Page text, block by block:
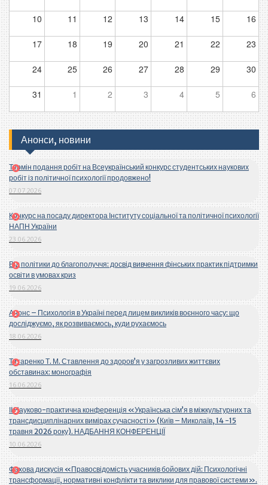
10 11 12 13 14 15 16
17 18 19 20 21 22 23
24 25 26 27 28 29 30
31 1 2 3 4 5 6
Анонси, новини
Термін подання робіт на Всеукраїнський конкурс студентських наукових
робіт із політичної психології продовжено!
07.07.2026
Конкурс на посаду директора Інституту соціальної та політичної психології
НАПН України
23.06.2026
Від політики до благополуччя: досвід вивчення фінських практик підтримки
освіти в умовах криз
19.06.2026
Анонс – Психологія в Україні перед лицем викликів воєнного часу: що
досліджуємо, як розвиваємось, куди рухаємось
18.06.2026
Титаренко Т. М. Ставлення до здоров’я у загрозливих життєвих
обставинах: монографія
16.06.2026
ІІ Науково-практична конференція «Українська сім’я в міжкультурних та
трансдисциплінарних вимірах сучасності» (Київ – Миколаїв, 14 -15
травня 2026 року). НАДБАННЯ КОНФЕРЕНЦІЇ
10.06.2026
Фахова дискусія «Правосвідомість учасників бойових дій: Психологічні
трансформації, нормативні конфлікти та виклики для правової системи».